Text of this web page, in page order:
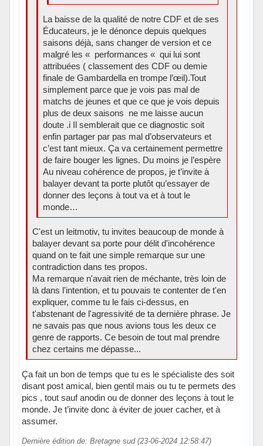
La baisse de la qualité de notre CDF et de ses
Éducateurs, je le dénonce depuis quelques
saisons déjà, sans changer de version et ce
malgré les « performances « qui lui sont
attribuées ( classement des CDF ou demie
finale de Gambardella en trompe l’œil).Tout
simplement parce que je vois pas mal de
matchs de jeunes et que ce que je vois depuis
plus de deux saisons ne me laisse aucun
doute .i Il semblerait que ce diagnostic soit
enfin partager par pas mal d’observateurs et
c’est tant mieux. Ça va certainement permettre
de faire bouger les lignes. Du moins je l’espère
Au niveau cohérence de propos, je t’invite à
balayer devant ta porte plutôt qu’essayer de
donner des leçons à tout va et à tout le
monde…
C'est un leitmotiv, tu invites beaucoup de monde à
balayer devant sa porte pour délit d'incohérence
quand on te fait une simple remarque sur une
contradiction dans tes propos.
Ma remarque n'avait rien de méchante, très loin de
là dans l'intention, et tu pouvais te contenter de t'en
expliquer, comme tu le fais ci-dessus, en
t'abstenant de l'agressivité de ta dernière phrase. Je
ne savais pas que nous avions tous les deux ce
genre de rapports. Ce besoin de tout mal prendre
chez certains me dépasse...
Ça fait un bon de temps que tu es le spécialiste des soit
disant post amical, bien gentil mais ou tu te permets des
pics , tout sauf anodin ou de donner des leçons à tout le
monde. Je t’invite donc à éviter de jouer cacher, et à
assumer.
Dernière édition de: Bretagne sud (23-06-2024 12:58:47)